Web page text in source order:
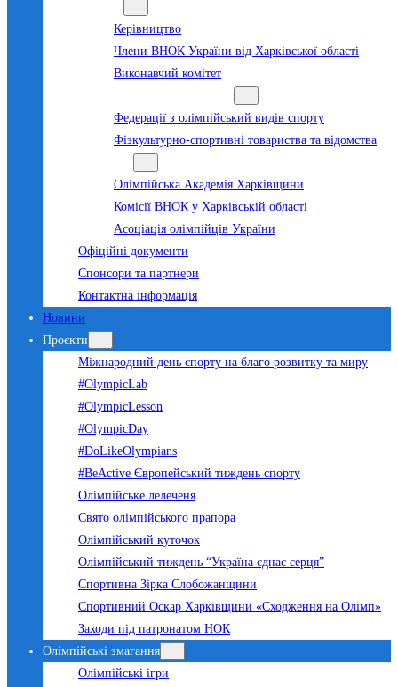
Керівництво
Члени ВНОК України від Харківської області
Виконавчий комітет
Федерації з олімпійський видів спорту
Фізкультурно-спортивні товариства та відомства
Олімпійська Академія Харківщини
Комісії ВНОК у Харківській області
Асоціація олімпійців України
Офіційні документи
Спонсори та партнери
Контактна інформація
Новини
Проєкти
Міжнародний день спорту на благо розвитку та миру
#OlympicLab
#OlympicLesson
#OlympicDay
#DoLikeOlympians
#BeActive Європейський тиждень спорту
Олімпійське лелеченя
Свято олімпійського прапора
Олімпійський куточок
Олімпійський тиждень “Україна єднає серця”
Спортивна Зірка Слобожанщини
Спортивний Оскар Харківщини «Сходження на Олімп»
Заходи під патронатом НОК
Олімпійські змагання
Олімпійські ігри